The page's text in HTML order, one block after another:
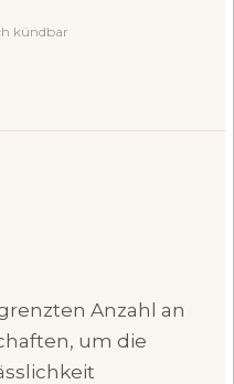
kündbar
Anzahl an
um die